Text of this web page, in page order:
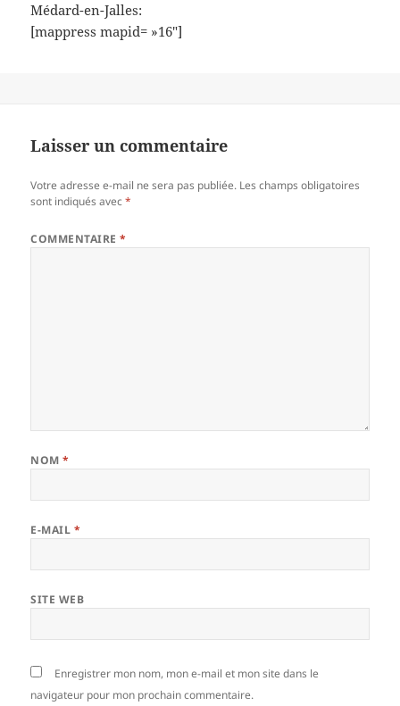
Médard-en-Jalles:
[mappress mapid= »16″]
Laisser un commentaire
Votre adresse e-mail ne sera pas publiée. Les champs obligatoires
sont indiqués avec*
COMMENTAIRE*
NOM*
E-MAIL *
SITE WEB
Enregistrer mon nom, mon e-mail et mon site dans le
navigateur pour mon prochain commentaire.